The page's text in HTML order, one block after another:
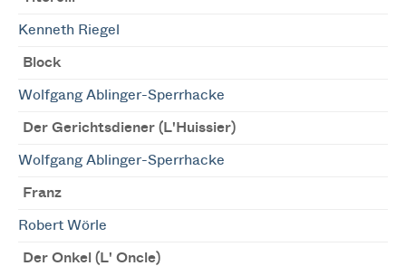
Kenneth Riegel
Block
Wolfgang Ablinger-Sperrhacke
Der Gerichtsdiener (L'Huissier)
Wolfgang Ablinger-Sperrhacke
Franz
Robert Wörle
Der Onkel (L' Oncle)